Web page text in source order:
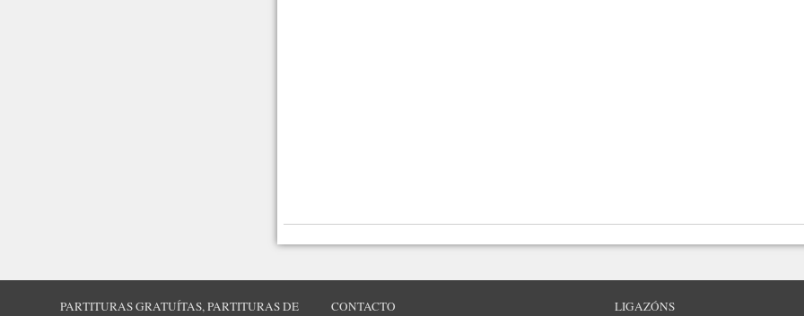
PARTITURAS GRATUÍTAS, PARTITURAS DE
CONTACTO LIGAZÓNS